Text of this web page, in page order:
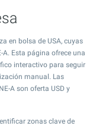
en bolsa de USA, cuyas
A. Esta página ofrece una
interactivo para seguir
manual. Las
A son oferta USD y
zonas clave de